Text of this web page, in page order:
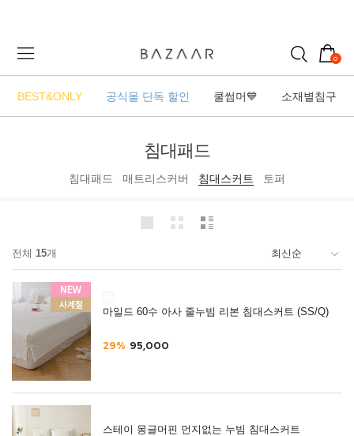
0
BEST&ONLY 공식몰 단독 할인 쿨썸머💙 소재별침구
침대패드
침대패드 매트리스커버 침대스커트 토퍼
전체 15개
마일드 60수 아사 줄누빔 리본 침대스커트 (SS/Q)
29% 95,000
스테이 몽글머핀 먼지없는 누빔 침대스커트